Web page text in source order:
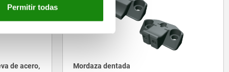
Permitir todas
de acero, Mordaza dentada